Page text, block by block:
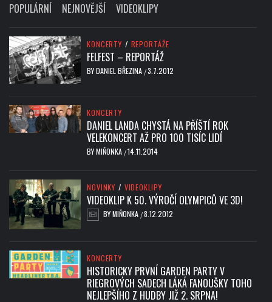
POPULÁRNÍ NEJNOVĚJŠÍ VIDEOKLIPY
KONCERTY / REPORTÁŽE
FELFEST – REPORTÁŽ
BYDANIEL BŘEZINA /3.7.2012
KONCERTY
DANIEL LANDA CHYSTÁ NA PŘÍŠTÍ ROK
VELEKONCERT AŽ PRO 100 TISÍC LIDÍ
BYMIŇONKA /14.11.2014
NOVINKY / VIDEOKLIPY
VIDEOKLIP K 50. VÝROČÍ OLYMPICŮ VE 3D!
BYMIŇONKA /8.12.2012
KONCERTY
HISTORICKY PRVNÍ GARDEN PARTY V
RIEGROVÝCH SADECH LÁKÁ FANOUŠKY TOHO
NEJLEPŠÍHO Z HUDBY JIŽ 2. SRPNA!